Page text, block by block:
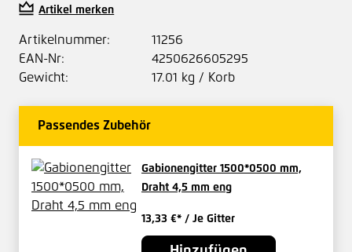
Artikel merken
Artikelnummer:
11256
EAN-Nr:
4250626605295
Gewicht:
17.01 kg / Korb
Passendes Zubehör
Gabionengitter 1500*0500 mm,
Draht 4,5 mm eng
13,33 €* / Je Gitter